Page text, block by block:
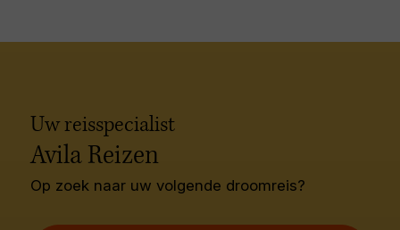
Uw reisspecialist
Avila Reizen
Op zoek naar uw volgende droomreis?